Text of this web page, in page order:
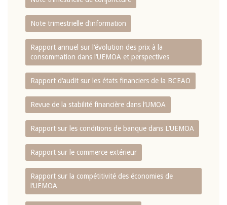
Note trimestrielle d‘information
Rapport annuel sur l‘évolution des prix à la
consommation dans l‘UEMOA et perspectives
Rapport d‘audit sur les états financiers de la BCEAO
Revue de la stabilité financière dans l‘UMOA
Rapport sur les conditions de banque dans L‘UEMOA
Rapport sur le commerce extérieur
Rapport sur la compétitivité des économies de
l‘UEMOA